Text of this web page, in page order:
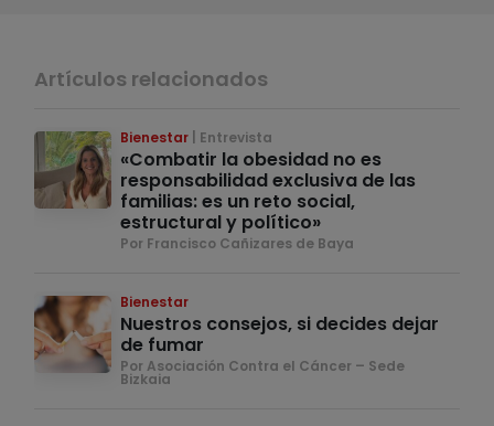
Artículos relacionados
Bienestar Entrevista
«Combatir la obesidad no es
responsabilidad exclusiva de las
familias: es un reto social,
estructural y político»
Por Francisco Cañizares de Baya
Bienestar
Nuestros consejos, si decides dejar
de fumar
Por Asociación Contra el Cáncer – Sede
Bizkaia